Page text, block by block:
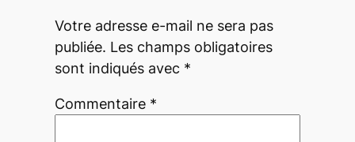
Votre adresse e-mail ne sera pas
publiée. Les champs obligatoires
sont indiqués avec *
Commentaire *